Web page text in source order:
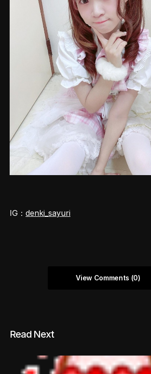
IG： denki_sayuri
View Comments (0)
Read Next